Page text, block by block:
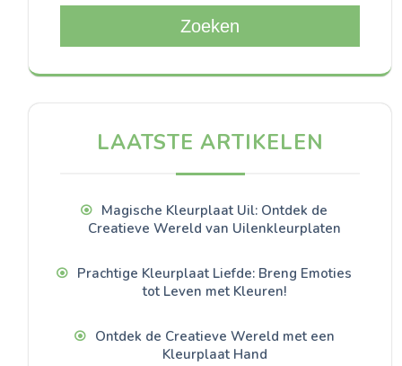
Zoeken
LAATSTE ARTIKELEN
Magische Kleurplaat Uil: Ontdek de
Creatieve Wereld van Uilenkleurplaten
Prachtige Kleurplaat Liefde: Breng Emoties
tot Leven met Kleuren!
Ontdek de Creatieve Wereld met een
Kleurplaat Hand